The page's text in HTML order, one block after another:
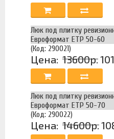
Люк под плитку
Евроформат ЕТР 50-60
(Код: 290021)
Цена: 13600р.
Люк под плитку
Евроформат ЕТР 50-70
(Код: 290022)
Цена: 14600р.